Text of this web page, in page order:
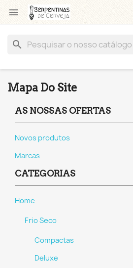

search
Mapa Do Site
AS NOSSAS OFERTAS
Novos produtos
Marcas
CATEGORIAS
Home
Frio Seco
Compactas
Deluxe